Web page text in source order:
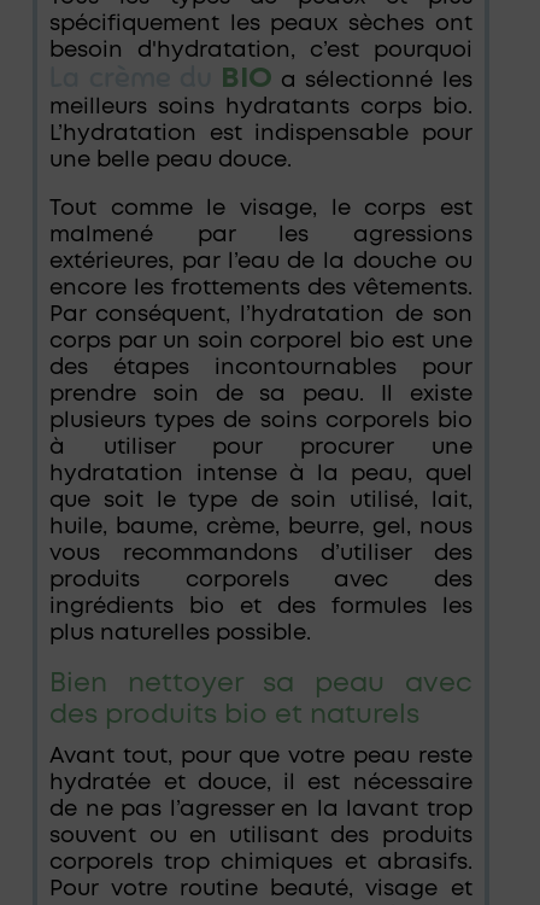
spécifiquement les peaux sèches ont
besoin d'hydratation, c’est pourquoi
BIO a sélectionné les
meilleurs soins hydratants corps bio.
L’hydratation est indispensable pour
une belle peau douce.
Tout comme le visage, le corps est
malmené par les agressions
extérieures, par l’eau de la douche ou
encore les frottements des vêtements.
Par conséquent, l’hydratation de son
corps par un soin corporel bio est une
des étapes incontournables pour
prendre soin de sa peau. Il existe
plusieurs types de soins corporels bio
à utiliser pour procurer une
hydratation intense à la peau, quel
que soit le type de soin utilisé, lait,
huile, baume, crème, beurre, gel, nous
vous recommandons d’utiliser des
produits corporels avec des
ingrédients bio et des formules les
plus naturelles possible.
Bien nettoyer sa peau avec
des produits bio et naturels
Avant tout, pour que votre peau reste
hydratée et douce, il est nécessaire
de ne pas l’agresser en la lavant trop
souvent ou en utilisant des produits
corporels trop chimiques et abrasifs.
Pour votre routine beauté, visage et